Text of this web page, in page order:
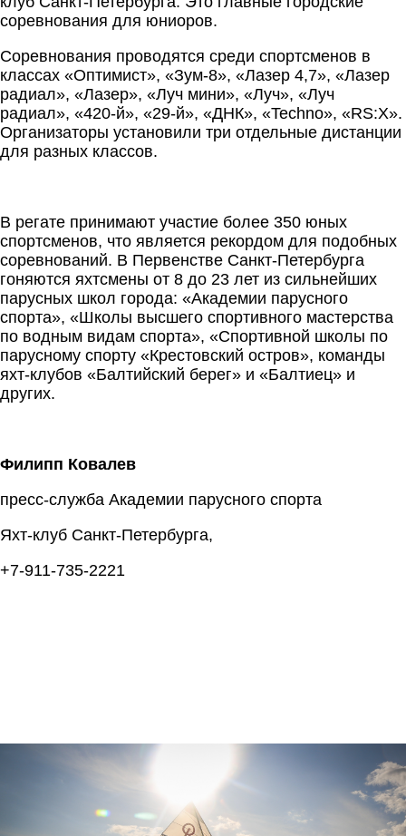
соревнования для юниоров.
Соревнования проводятся среди спортсменов в
классах «Оптимист», «Зум-8», «Лазер 4,7», «Лазер
радиал», «Лазер», «Луч мини», «Луч», «Луч
радиал», «420-й», «29-й», «ДНК», «Techno», «RS:X».
Организаторы установили три отдельные дистанции
для разных классов.
В регате принимают участие более 350 юных
спортсменов, что является рекордом для подобных
соревнований. В Первенстве Санкт-Петербурга
гоняются яхтсмены от 8 до 23 лет из сильнейших
парусных школ города: «Академии парусного
спорта», «Школы высшего спортивного мастерства
по водным видам спорта», «Спортивной школы по
парусному спорту «Крестовский остров», команды
яхт-клубов «Балтийский берег» и «Балтиец» и
других.
Филипп Ковалев
пресс-служба Академии парусного спорта
Яхт-клуб Санкт-Петербурга,
+7-911-735-2221